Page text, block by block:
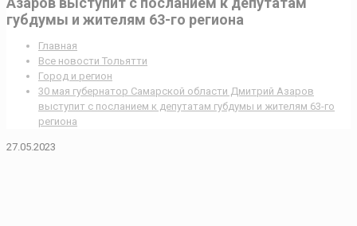
губдумы и жителям 63-го региона
Главная
Все новости Тольятти
Город и регион
30 мая губернатор Самарской области Дмитрий Азаров
выступит с посланием к депутатам губдумы и жителям 63-го
региона
27.05.2023